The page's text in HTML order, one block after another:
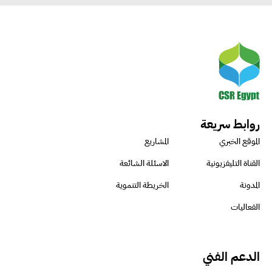
روابط سريعة
الموقع الخبري
المشاريع
القناة التليفزيونية
الاسئلة الشائعة
المدونة
الخريطة التنموية
الفعاليات
الدعم الفني